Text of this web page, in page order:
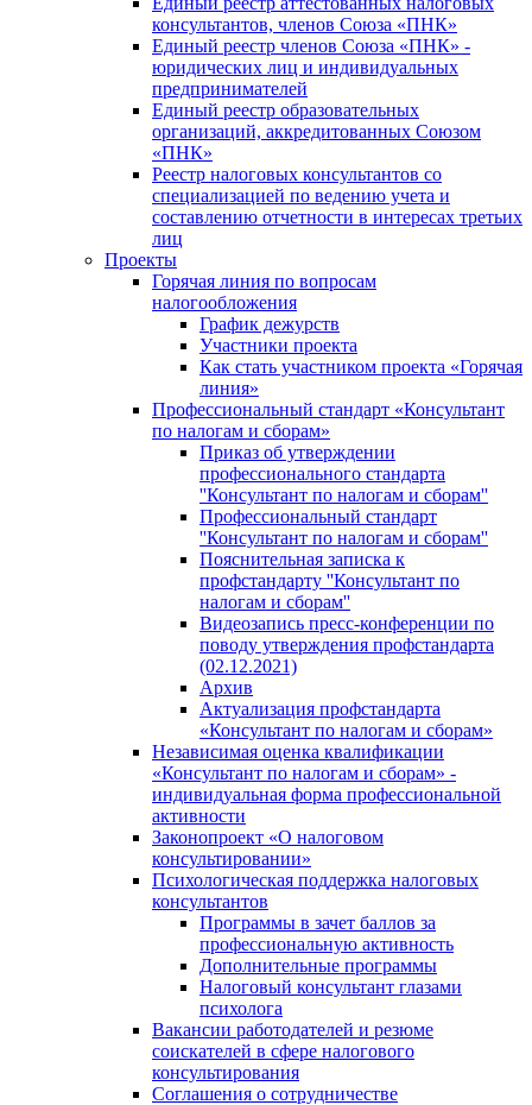
консультантов, членов Союза «ПНК»
Единый реестр членов Союза «ПНК» -
юридических лиц и индивидуальных
предпринимателей
Единый реестр образовательных
организаций, аккредитованных Союзом
«ПНК»
Реестр налоговых консультантов со
специализацией по ведению учета и
составлению отчетности в интересах третьих
лиц
Проекты
Горячая линия по вопросам
налогообложения
График дежурств
Участники проекта
Как стать участником проекта «Горячая
линия»
Профессиональный стандарт «Консультант
по налогам и сборам»
Приказ об утверждении
профессионального стандарта
''Консультант по налогам и сборам''
Профессиональный стандарт
''Консультант по налогам и сборам''
Пояснительная записка к
профстандарту ''Консультант по
налогам и сборам''
Видеозапись пресс-конференции по
поводу утверждения профстандарта
(02.12.2021)
Архив
Актуализация профстандарта
«Консультант по налогам и сборам»
Независимая оценка квалификации
«Консультант по налогам и сборам» -
индивидуальная форма профессиональной
активности
Законопроект «О налоговом
консультировании»
Психологическая поддержка налоговых
консультантов
Программы в зачет баллов за
профессиональную активность
Дополнительные программы
Налоговый консультант глазами
психолога
Вакансии работодателей и резюме
соискателей в сфере налогового
консультирования
Соглашения о сотрудничестве